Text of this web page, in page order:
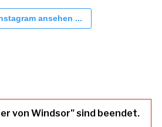
ansehen ...
von Windsor" sind beendet.